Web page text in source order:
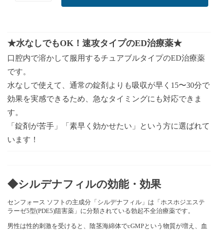
★水なしでもOK！速攻タイプのED治療薬★
口腔内で溶かして服用するチュアブルタイプのED治療薬
です。
水なしで使えて、通常の錠剤よりも吸収が早く15〜30分で
効果を実感できるため、急なタイミングにも対応できま
す。
「錠剤が苦手」「素早く効かせたい」という方に選ばれて
います！
◆シルデナフィルの効能・効果
センフォース ソフトの主成分「シルデナフィル」は「ホスホジエステ
ラーゼ5型(PDE5)阻害薬」に分類されている勃起不全治療薬です。
男性は性的刺激を受けると、陰茎海綿体でcGMPという物質が増え、血